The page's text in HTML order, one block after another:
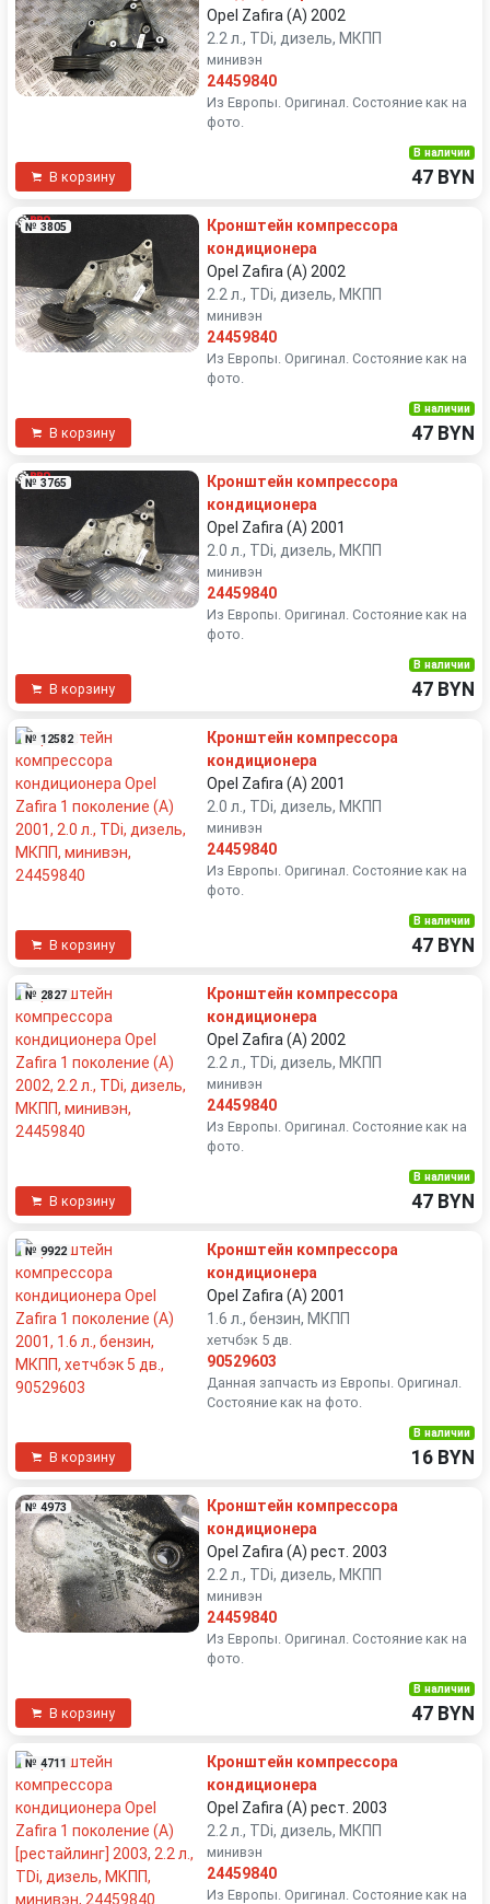
Opel Zafira (A) 2002
2.2 л., TDi, дизель, МКПП
минивэн
24459840
Из Европы. Оригинал. Состояние как на
фото.
В корзину
В наличии
47 BYN
№ 3805
Кронштейн компрессора
кондиционера
Opel Zafira (A) 2002
2.2 л., TDi, дизель, МКПП
минивэн
24459840
Из Европы. Оригинал. Состояние как на
фото.
В корзину
В наличии
47 BYN
№ 3765
Кронштейн компрессора
кондиционера
Opel Zafira (A) 2001
2.0 л., TDi, дизель, МКПП
минивэн
24459840
Из Европы. Оригинал. Состояние как на
фото.
В корзину
В наличии
47 BYN
№ 12582
Кронштейн компрессора
кондиционера
Opel Zafira (A) 2001
2.0 л., TDi, дизель, МКПП
минивэн
24459840
Из Европы. Оригинал. Состояние как на
фото.
В корзину
В наличии
47 BYN
№ 2827
Кронштейн компрессора
кондиционера
Opel Zafira (A) 2002
2.2 л., TDi, дизель, МКПП
минивэн
24459840
Из Европы. Оригинал. Состояние как на
фото.
В корзину
В наличии
47 BYN
№ 9922
Кронштейн компрессора
кондиционера
Opel Zafira (A) 2001
1.6 л., бензин, МКПП
хетчбэк 5 дв.
90529603
Данная запчасть из Европы. Оригинал.
Состояние как на фото.
В корзину
В наличии
16 BYN
№ 4973
Кронштейн компрессора
кондиционера
Opel Zafira (A) рест. 2003
2.2 л., TDi, дизель, МКПП
минивэн
24459840
Из Европы. Оригинал. Состояние как на
фото.
В корзину
В наличии
47 BYN
№ 4711
Кронштейн компрессора
кондиционера
Opel Zafira (A) рест. 2003
2.2 л., TDi, дизель, МКПП
минивэн
24459840
Из Европы. Оригинал. Состояние как на